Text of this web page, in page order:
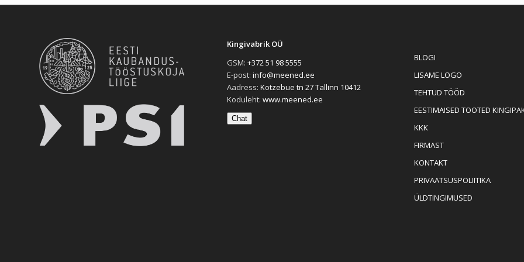
Kingivabrik OÜ
GSM: +372 51 98 5555
E-post: info@meened.ee
Aadress: Kotzebue tn 27 Tallinn 10412
Koduleht: www.meened.ee
Chat
BLOGI
LISAME LOGO
TEHTUD TÖÖD
EESTIMAISED TOOTED
KKK
FIRMAST
KONTAKT
PRIVAATSUSPOLIITIKA
ÜLDTINGIMUSED